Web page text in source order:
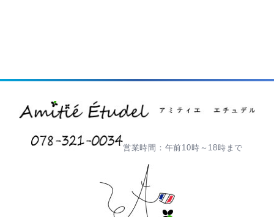
営業時間：午前10時～18時まで